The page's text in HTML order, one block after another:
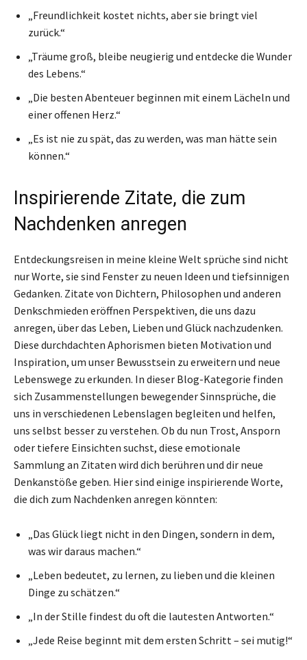
„Freundlichkeit kostet nichts, aber sie bringt viel
zurück.“
„Träume groß, bleibe neugierig und entdecke die Wunder
des Lebens.“
„Die besten Abenteuer beginnen mit einem Lächeln und
einer offenen Herz.“
„Es ist nie zu spät, das zu werden, was man hätte sein
können.“
Inspirierende Zitate, die zum
Nachdenken anregen
Entdeckungsreisen in meine kleine Welt sprüche sind nicht
nur Worte, sie sind Fenster zu neuen Ideen und tiefsinnigen
Gedanken. Zitate von Dichtern, Philosophen und anderen
Denkschmieden eröffnen Perspektiven, die uns dazu
anregen, über das Leben, Lieben und Glück nachzudenken.
Diese durchdachten Aphorismen bieten Motivation und
Inspiration, um unser Bewusstsein zu erweitern und neue
Lebenswege zu erkunden. In dieser Blog-Kategorie finden
sich Zusammenstellungen bewegender Sinnsprüche, die
uns in verschiedenen Lebenslagen begleiten und helfen,
uns selbst besser zu verstehen. Ob du nun Trost, Ansporn
oder tiefere Einsichten suchst, diese emotionale
Sammlung an Zitaten wird dich berühren und dir neue
Denkanstöße geben. Hier sind einige inspirierende Worte,
die dich zum Nachdenken anregen könnten:
„Das Glück liegt nicht in den Dingen, sondern in dem,
was wir daraus machen.“
„Leben bedeutet, zu lernen, zu lieben und die kleinen
Dinge zu schätzen.“
„In der Stille findest du oft die lautesten Antworten.“
„Jede Reise beginnt mit dem ersten Schritt – sei mutig!“